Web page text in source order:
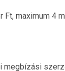
Ft, maximum 4
megbízási